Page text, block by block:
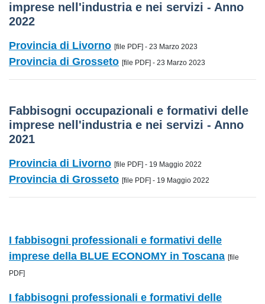
imprese nell'industria e nei servizi - Anno
2022
Provincia di Livorno [file PDF] - 23 Marzo 2023
Provincia di Grosseto [file PDF] - 23 Marzo 2023
Fabbisogni occupazionali e formativi delle
imprese nell'industria e nei servizi - Anno
2021
Provincia di Livorno [file PDF] - 19 Maggio 2022
Provincia di Grosseto [file PDF] - 19 Maggio 2022
I fabbisogni professionali e formativi delle
imprese della BLUE ECONOMY in Toscana [file
PDF]
I fabbisogni professionali e formativi delle